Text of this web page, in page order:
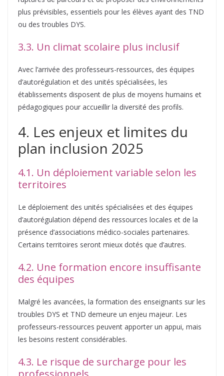
plus prévisibles, essentiels pour les élèves ayant des TND
ou des troubles DYS.
3.3. Un climat scolaire plus inclusif
Avec l’arrivée des professeurs-ressources, des équipes
d’autorégulation et des unités spécialisées, les
établissements disposent de plus de moyens humains et
pédagogiques pour accueillir la diversité des profils.
4. Les enjeux et limites du
plan inclusion 2025
4.1. Un déploiement variable selon les
territoires
Le déploiement des unités spécialisées et des équipes
d’autorégulation dépend des ressources locales et de la
présence d’associations médico-sociales partenaires.
Certains territoires seront mieux dotés que d’autres.
4.2. Une formation encore insuffisante
des équipes
Malgré les avancées, la formation des enseignants sur les
troubles DYS et TND demeure un enjeu majeur. Les
professeurs-ressources peuvent apporter un appui, mais
les besoins restent considérables.
4.3. Le risque de surcharge pour les